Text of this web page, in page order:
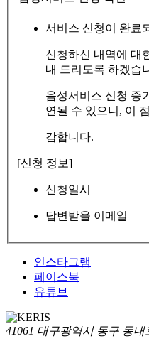
서비스 신청이 완료
신청하신 내역에 대
내 드리도록 하겠습
음성서비스 신청 증
연될 수 있으니, 이
감합니다.
[신청 정보]
신청일시
답변받을 이메일
인스타그램
페이스북
유튜브
41061 대구광역시 동구 동내